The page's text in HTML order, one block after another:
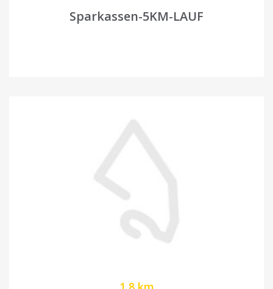
Sparkassen-5KM-LAUF